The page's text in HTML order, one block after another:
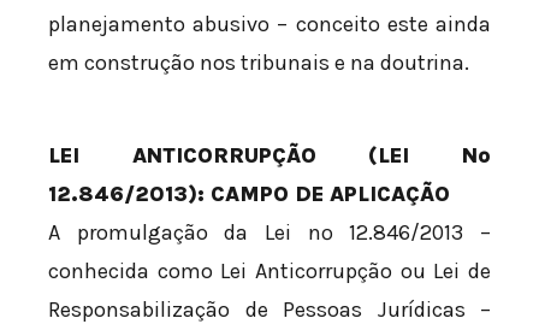
planejamento abusivo – conceito este ainda
em construção nos tribunais e na doutrina.
LEI ANTICORRUPÇÃO (LEI Nº
12.846/2013): CAMPO DE APLICAÇÃO
A promulgação da Lei nº 12.846/2013 –
conhecida como Lei Anticorrupção ou Lei de
Responsabilização de Pessoas Jurídicas –